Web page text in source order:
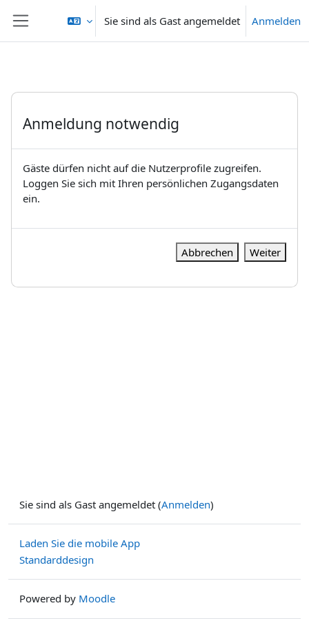
Website-Übersicht
Sie sind als Gast angemeldet Anmelden
Anmeldung notwendig
Gäste dürfen nicht auf die Nutzerprofile zugreifen.
Loggen Sie sich mit Ihren persönlichen Zugangsdaten
ein.
Abbrechen Weiter
Sie sind als Gast angemeldet (Anmelden)
Laden Sie die mobile App
Standarddesign
Powered by Moodle